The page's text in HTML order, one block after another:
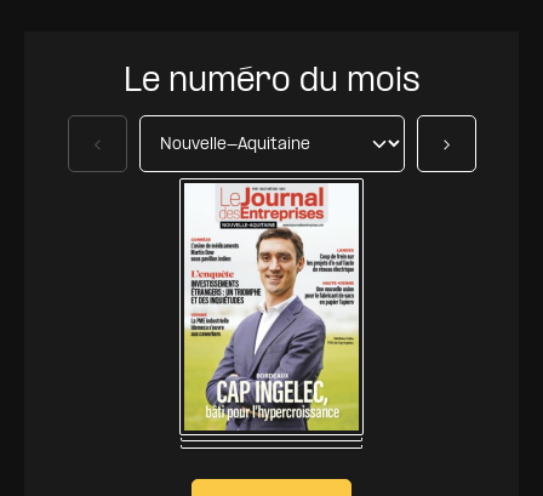
Le numéro du mois
Précédent Suivant